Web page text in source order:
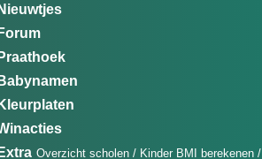
Nieuwtjes
Forum
Praathoek
Babynamen
Kleurplaten
Extra Overzicht scholen/ Kinder BMI berekenen/